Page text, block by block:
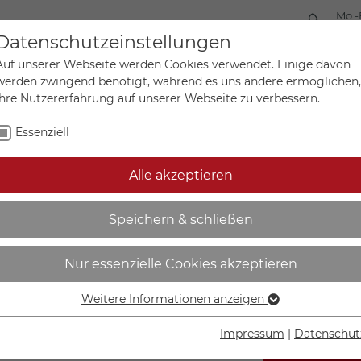
Mein
Sonderanfertigungen
- Komplettset | zur
schmalem Rahmen -
IN DEN
unserer Webseite werden Cookies verwendet. Einige davon
zwingend benötigt, während es uns andere ermöglichen,
Nutzererfahrung auf unserer Webseite zu verbessern.
Essenziell
Alle akzeptieren
Speichern & schließen
Nur essenzielle Cookies akzeptieren
Essenzielle Cookies werden für grundlegende Funktionen der
Weitere Informationen anzeigen
Impressum